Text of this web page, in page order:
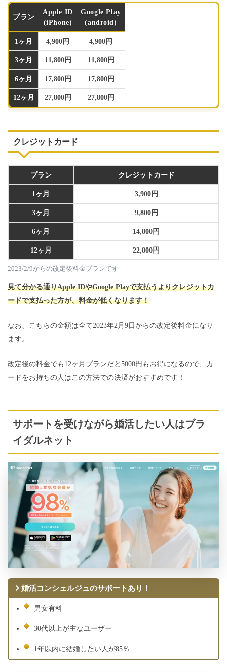
プラン
Apple ID
(iPhone)
Google Play
(android)
1ヶ月 4,900円 4,900円
3ヶ月 11,800円 11,800円
6ヶ月 17,800円 17,800円
12ヶ月 27,800円 27,800円
クレジットカード
プラン クレジットカード
1ヶ月 3,900円
3ヶ月 9,800円
6ヶ月 14,800円
12ヶ月 22,800円
2023/2/9からの改定後料金プランです
見て分かる通りApple IDやGoogle Playで支払うよりクレジットカ
ードで支払った方が、料金が低くなります！
なお、こちらの金額は全て2023年2月9日からの改定後料金になり
ます。
改定後の料金でも12ヶ月プランだと5000円もお得になるので、カ
ードをお持ちの人はこの方法での決済がおすすめです！
サポートを受けながら婚活したい人はブラ
イダルネット
婚活コンシェルジュのサポートあり！
男女有料
30代以上が主なユーザー
1年以内に結婚したい人が85％